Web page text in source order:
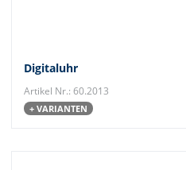
Digitaluhr
Artikel Nr.: 60.2013
+ VARIANTEN